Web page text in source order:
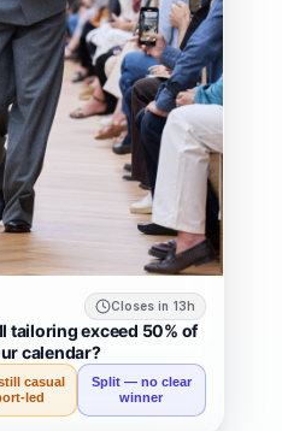
Closes in 13h
tailoring exceed 50% of
calendar?
casual
led
Split — no clear
winner